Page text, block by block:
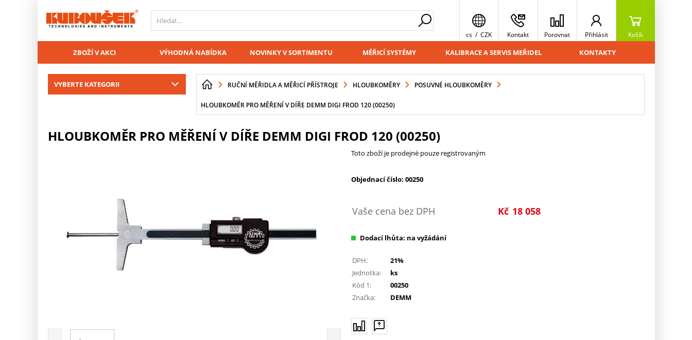
cs / CZK Kontakt Porovnat Přihlásit Košík
ZBOŽÍ V AKCI VÝHODNÁ NABÍDKA NOVINKY V SORTIMENTU MĚŘICÍ SYSTÉMY KALIBRACE A SERVIS MEŘIDEL KONTAKTY
VYBERTE KATEGORII RUČNÍ MĚŘIDLA A MĚŘICÍ PŘÍSTROJE HLOUBKOMĚRY POSUVNÉ HLOUBKOMĚRY
HLOUBKOMĚR PRO MĚŘENÍ V DÍŘE DEMM DIGI FROD 120 (00250)
HLOUBKOMĚR PRO MĚŘENÍ V DÍŘE DEMM DIGI FROD 120 (00250)
Toto zboží je prodejné pouze registrovaným
Objednací číslo: 00250
Vaše cena bez DPH 18 058
Kč
Dodací lhůta: na vyžádání
DPH:
21%
Jednotka:
ks
Kód 1:
00250
Značka:
DEMM